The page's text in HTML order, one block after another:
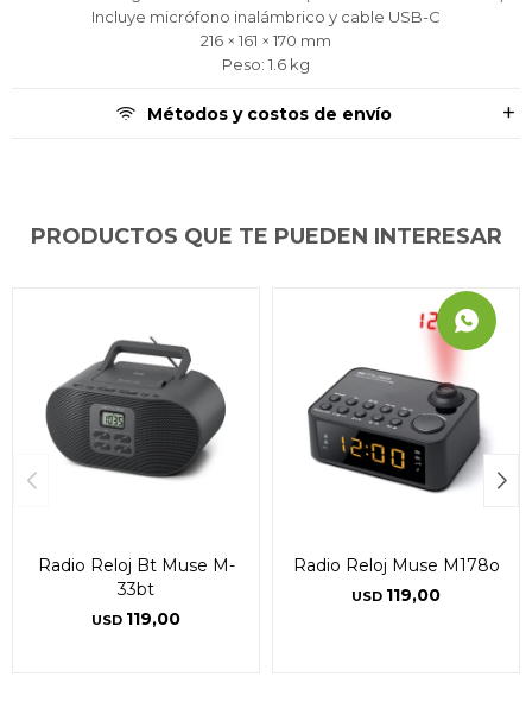
Incluye micrófono inalámbrico y cable USB-C
216 × 161 × 170 mm
Peso: 1.6 kg
Métodos y costos de envío
PRODUCTOS QUE TE PUEDEN INTERESAR
Radio Reloj Bt Muse M-
33bt
USD 119,00
Radio Reloj Muse M178o
USD 119,00